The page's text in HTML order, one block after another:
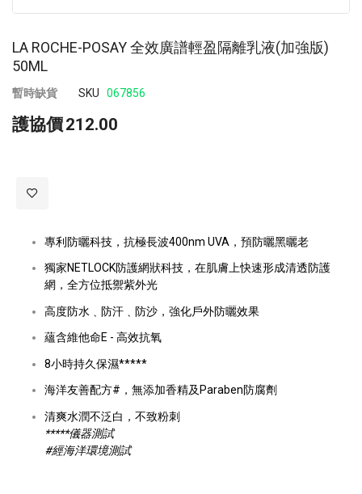
LA ROCHE-POSAY 全效廣譜輕盈隔離乳液(加強版)
50ML
暫時缺貨 SKU 067856
護協價212.00
專利防曬科技，抗極長波400nm UVA，預防曬黑曬老
獨家NETLOCK防護網狀科技，在肌膚上快速形成清透防護
網，全方位抵禦紫外光
高度防水﹑防汗﹑防沙，強化戶外防曬效果
蘊含維他命E - 高效抗氧
8小時持久保濕*****
海洋友善配方#，無添加香精及Paraben防腐劑
清爽水潤不泛白，不致粉刺
*****儀器測試
#經海洋環境測試